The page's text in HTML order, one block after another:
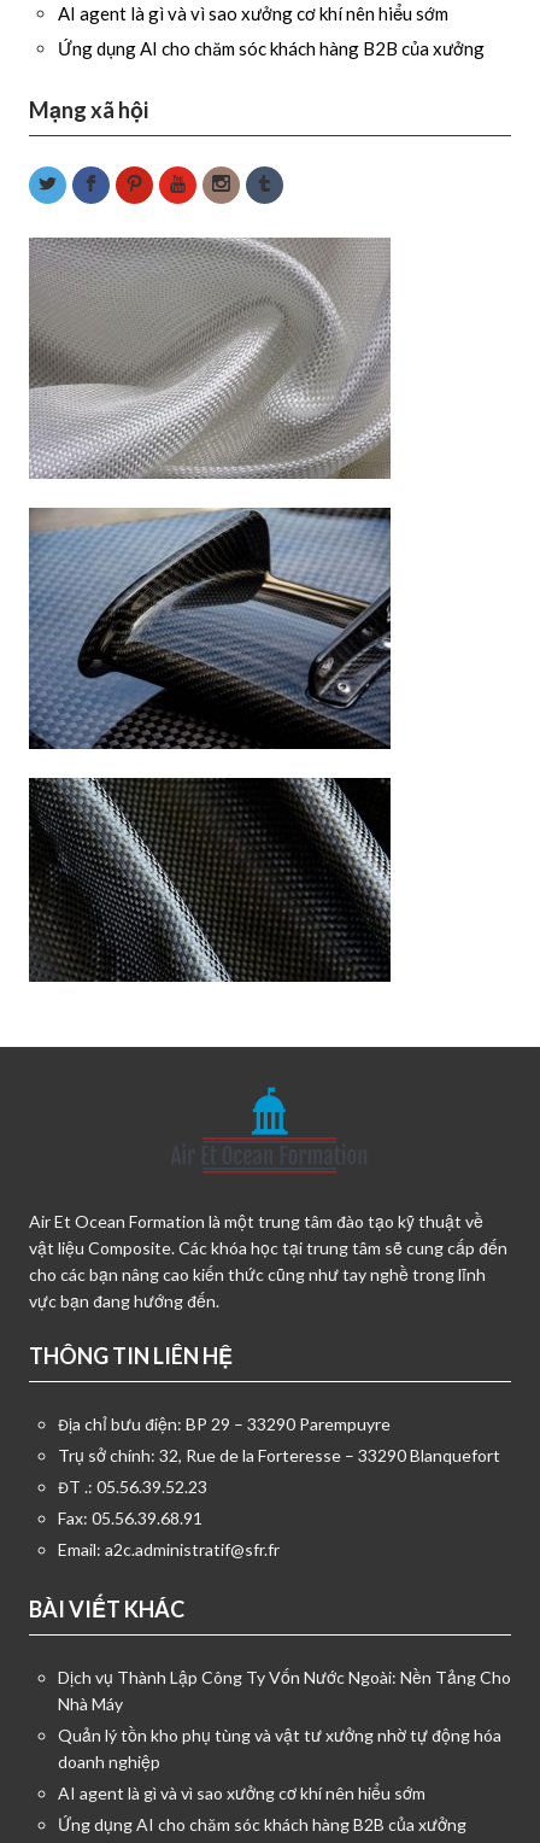
AI agent là gì và vì sao xưởng cơ khí nên hiểu sớm
Ứng dụng AI cho chăm sóc khách hàng B2B của xưởng
Mạng xã hội
Air Et Ocean Formation là một trung tâm đào tạo kỹ thuật về
vật liệu Composite. Các khóa học tại trung tâm sẽ cung cấp đến
cho các bạn nâng cao kiến thức cũng như tay nghề trong lĩnh
vực bạn đang hướng đến.
THÔNG TIN LIÊN HỆ
Địa chỉ bưu điện: BP 29 – 33290 Parempuyre
Trụ sở chính: 32, Rue de la Forteresse – 33290 Blanquefort
ĐT .: 05.56.39.52.23
Fax: 05.56.39.68.91
Email: a2c.administratif@sfr.fr
BÀI VIẾT KHÁC
Dịch vụ Thành Lập Công Ty Vốn Nước Ngoài: Nền Tảng Cho
Nhà Máy
Quản lý tồn kho phụ tùng và vật tư xưởng nhờ tự động hóa
doanh nghiệp
AI agent là gì và vì sao xưởng cơ khí nên hiểu sớm
Ứng dụng AI cho chăm sóc khách hàng B2B của xưởng